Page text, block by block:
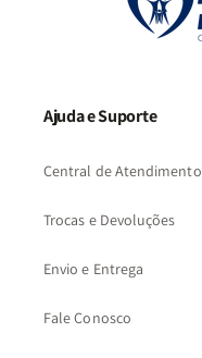
Ajuda e Suporte
Central de Atendimento
Trocas e Devoluções
Envio e Entrega
Fale Conosco